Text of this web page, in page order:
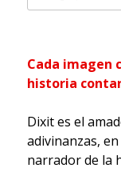
Cada imagen
historia
Dixit es el
adivinanzas,
narrador de la